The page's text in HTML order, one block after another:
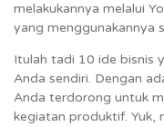
melakukannya melalui
yang menggunakannya
Itulah tadi 10 ide bisnis
Anda sendiri. Dengan
Anda terdorong untuk
kegiatan produktif. Yuk,